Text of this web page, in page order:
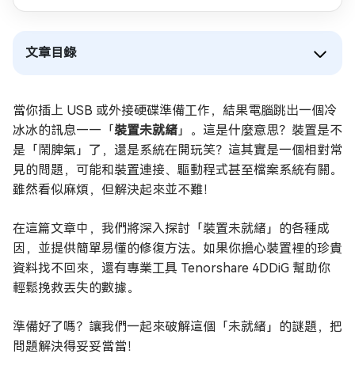
文章目錄
當你插上 USB 或外接硬碟準備工作，結果電腦跳出一個冷
冰冰的訊息——「裝置未就緒」。這是什麼意思？裝置是不
是「鬧脾氣」了，還是系統在開玩笑？這其實是一個相對常
見的問題，可能和裝置連接、驅動程式甚至檔案系統有關。
雖然看似麻煩，但解決起來並不難！
在這篇文章中，我們將深入探討「裝置未就緒」的各種成
因，並提供簡單易懂的修復方法。如果你擔心裝置裡的珍貴
資料找不回來，還有專業工具 Tenorshare 4DDiG 幫助你
輕鬆挽救丟失的數據。
準備好了嗎？讓我們一起來破解這個「未就緒」的謎題，把
問題解決得妥妥當當！